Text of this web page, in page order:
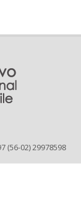
(56-02) 29978598